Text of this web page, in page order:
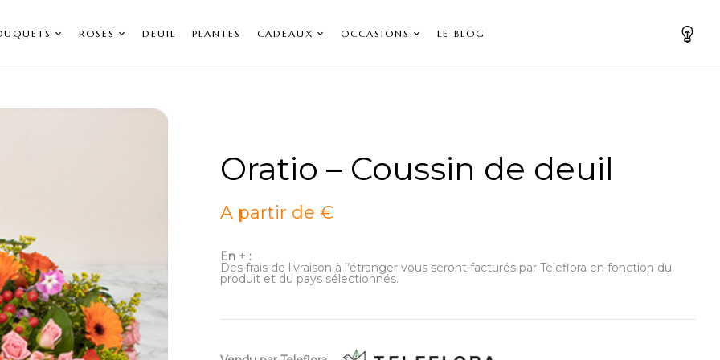
ROSES DEUIL PLANTES CADEAUX OCCASIONS LE BLOG
Oratio – Coussin de deuil
A partir de €
En + :
Des frais de livraison à l’étranger vous seront facturés par Teleflora en fonction du
produit et du pays sélectionnés.